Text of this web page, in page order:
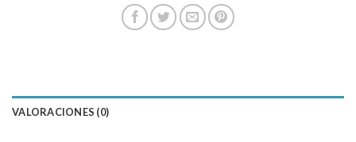
VALORACIONES (0)